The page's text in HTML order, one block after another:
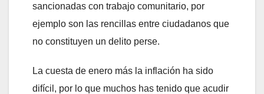
sancionadas con trabajo comunitario, por
ejemplo son las rencillas entre ciudadanos que
no constituyen un delito perse.
La cuesta de enero más la inflación ha sido
difícil, por lo que muchos has tenido que acudir